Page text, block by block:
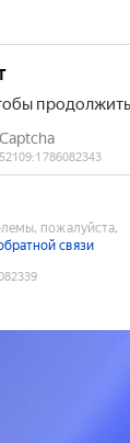
пожалуйста,
связи